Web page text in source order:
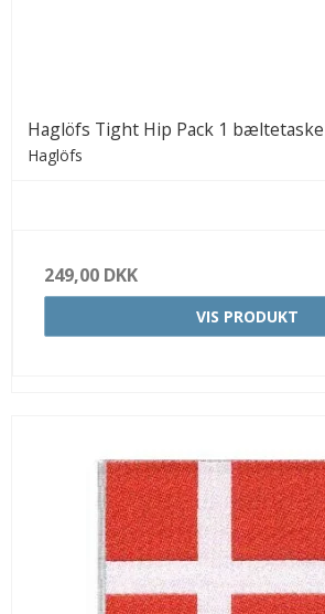
Haglöfs Tight Hip Pack 1 bæltetaske
Haglöfs
249,00 DKK
VIS PRODUKT